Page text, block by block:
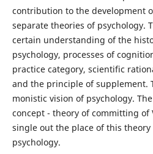
contribution to the development
separate theories of psychology.
certain understanding of the
psychology, processes of
practice category, scientific
and the principle of supplement.
monistic vision of psychology.
concept - theory of committing of
single out the place of this
psychology.